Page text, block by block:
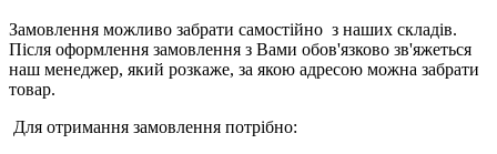
Замовлення можливо забрати самостійно з наших складів.
Після оформлення замовлення з Вами обов'язково зв'яжеться
наш менеджер, який розкаже, за якою адресою можна забрати
товар.
Для отримання замовлення потрібно: